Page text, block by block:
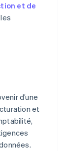
et de
d’une
et